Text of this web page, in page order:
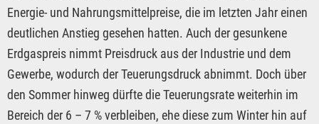
Energie- und Nahrungsmittelpreise, die im letzten Jahr einen
deutlichen Anstieg gesehen hatten. Auch der gesunkene
Erdgaspreis nimmt Preisdruck aus der Industrie und dem
Gewerbe, wodurch der Teuerungsdruck abnimmt. Doch über
den Sommer hinweg dürfte die Teuerungsrate weiterhin im
Bereich der 6 – 7 % verbleiben, ehe diese zum Winter hin auf